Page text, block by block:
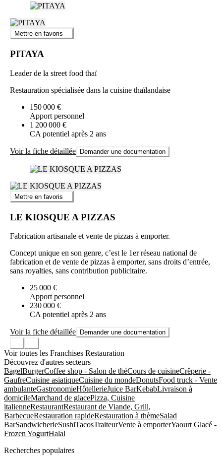
Mettre en favoris
PITAYA
Leader de la street food thaï
Restauration spécialisée dans la cuisine thaïlandaise
150 000 €
Apport personnel
1 200 000 €
CA potentiel après 2 ans
Voir la fiche détaillée Demander une documentation
Mettre en favoris
LE KIOSQUE A PIZZAS
Fabrication artisanale et vente de pizzas à emporter.
Concept unique en son genre, c’est le 1er réseau national de
fabrication et de vente de pizzas à emporter, sans droits d’entrée,
sans royalties, sans contribution publicitaire.
25 000 €
Apport personnel
230 000 €
CA potentiel après 2 ans
Voir la fiche détaillée Demander une documentation
Voir toutes les Franchises Restauration
Découvrez d'autres secteurs
BagelBurgerCoffee shop - Salon de théCours de cuisineCrêperie -
GaufreCuisine asiatiqueCuisine du mondeDonutsFood truck - Vente
ambulanteGastronomieHôtellerieJuice BarKebabLivraison à
domicileMarchand de glacePizza, Cuisine
italienneRestaurantRestaurant de Viande, Grill,
BarbecueRestauration rapideRestauration à thèmeSalad
BarSandwicherieSushiTacosTraiteurVente à emporterYaourt Glacé -
Frozen YogurtHalal
Recherches populaires